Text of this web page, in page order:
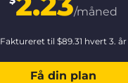
/måned
Faktureret til $89.31 hvert 3. år
Få din plan